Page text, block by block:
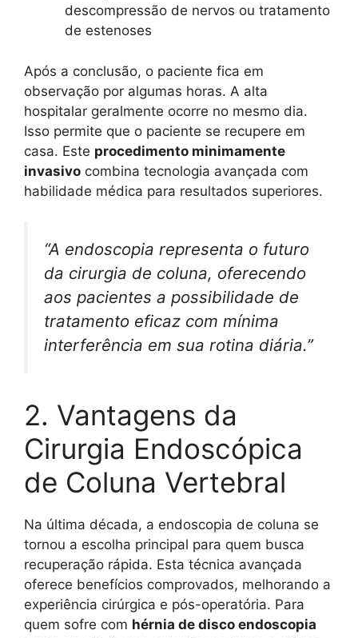
descompressão de nervos ou tratamento
de estenoses
Após a conclusão, o paciente fica em
observação por algumas horas. A alta
hospitalar geralmente ocorre no mesmo dia.
Isso permite que o paciente se recupere em
casa. Este procedimento minimamente
invasivo combina tecnologia avançada com
habilidade médica para resultados superiores.
“A endoscopia representa o futuro
da cirurgia de coluna, oferecendo
aos pacientes a possibilidade de
tratamento eficaz com mínima
interferência em sua rotina diária.”
2. Vantagens da
Cirurgia Endoscópica
de Coluna Vertebral
Na última década, a endoscopia de coluna se
tornou a escolha principal para quem busca
recuperação rápida. Esta técnica avançada
oferece benefícios comprovados, melhorando a
experiência cirúrgica e pós-operatória. Para
quem sofre com hérnia de disco endoscopia